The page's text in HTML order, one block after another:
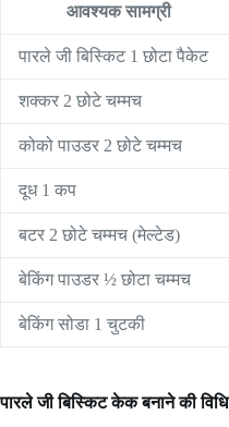
आवश्यक सामग्री
पारले जी बिस्किट 1 छोटा पैकेट
शक्कर 2 छोटे चम्मच
कोको पाउडर 2 छोटे चम्मच
दूध 1 कप
बटर 2 छोटे चम्मच (मेल्टेड)
बेकिंग पाउडर ½ छोटा चम्मच
बेकिंग सोडा 1 चुटकी
पारले जी बिस्किट केक बनाने की विधि